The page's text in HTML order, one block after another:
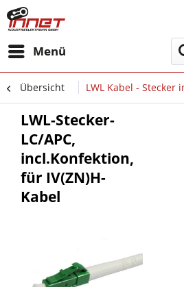
Menü
Übersicht LWL Kabel - Stecker
LWL-Stecker-
LC/APC,
incl.Konfektion,
für IV(ZN)H-
Kabel